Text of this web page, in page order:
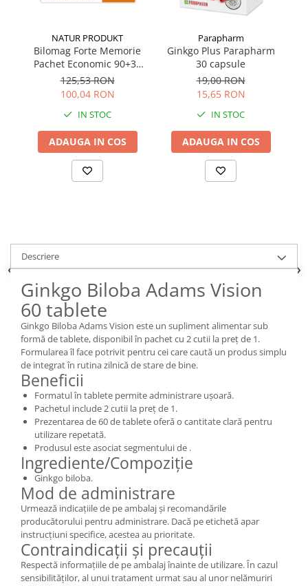
NATUR PRODUKT
Bilomag Forte Memorie
Pachet Economic 90+30
capsule NATUR PRODUKT
125,53 RON
100,04 RON
IN STOC
ADAUGA IN COS
Parapharm
Ginkgo Plus Parapharm
30 capsule
19,00 RON
15,65 RON
IN STOC
ADAUGA IN COS
Descriere
Ginkgo Biloba Adams Vision
60 tablete
Ginkgo Biloba Adams Vision este un supliment alimentar sub
formă de tablete, disponibil în pachet cu 2 cutii la preț de 1.
Formularea îl face potrivit pentru cei care caută un produs simplu
de integrat în rutina zilnică de stare de bine.
Beneficii
Formatul în tablete permite administrare ușoară.
Pachetul include 2 cutii la preț de 1.
Prezentarea de 60 de tablete oferă o cantitate clară pentru
utilizare repetată.
Produsul este asociat segmentului de .
Ingrediente/Compoziție
Ginkgo biloba.
Mod de administrare
Urmează indicațiile de pe ambalaj și recomandările
producătorului pentru administrare. Dacă pe etichetă apar
instrucțiuni specifice, acestea au prioritate.
Contraindicații și precauții
Respectă informațiile de pe ambalaj înainte de utilizare. În cazul
sensibilităților, al unui tratament urmat sau al unor nelămuriri